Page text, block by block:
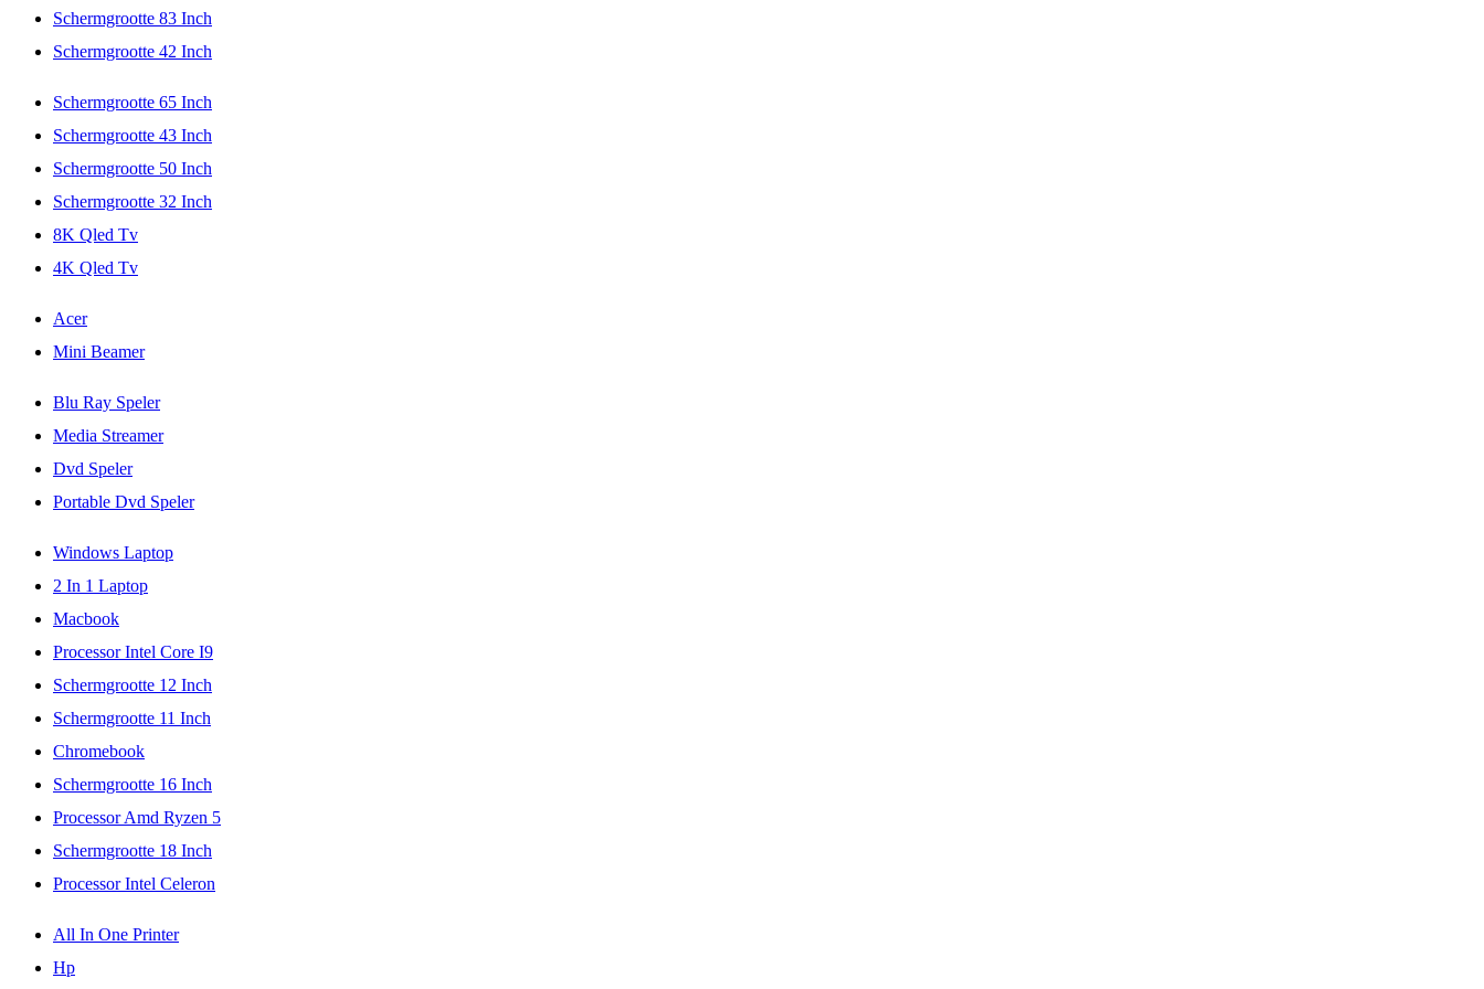
Schermgrootte 83 Inch
Schermgrootte 42 Inch
Schermgrootte 65 Inch
Schermgrootte 43 Inch
Schermgrootte 50 Inch
Schermgrootte 32 Inch
8K Qled Tv
4K Qled Tv
Acer
Mini Beamer
Blu Ray Speler
Media Streamer
Dvd Speler
Portable Dvd Speler
Windows Laptop
2 In 1 Laptop
Macbook
Processor Intel Core I9
Schermgrootte 12 Inch
Schermgrootte 11 Inch
Chromebook
Schermgrootte 16 Inch
Processor Amd Ryzen 5
Schermgrootte 18 Inch
Processor Intel Celeron
All In One Printer
Hp